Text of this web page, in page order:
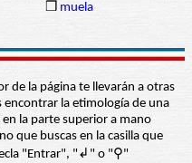
❒ muela
de la página te llevarán a otras
encontrar la etimología de una
la parte superior a mano
que buscas en la casilla que
"Entrar", "↲" o "⚲"